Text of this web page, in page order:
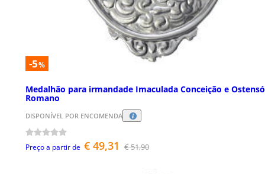
-5%
Medalhão para irmandade Imaculada Conceição e
Romano
DISPONÍVEL POR ENCOMENDA
Preço a partir de € 49,31 € 51,90